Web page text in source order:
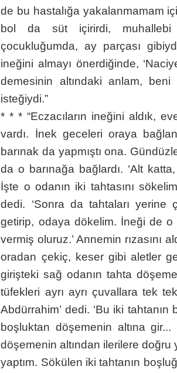
de bu hastalığa yakalanmamam
bol da süt içirirdi,
çocukluğumda, ay parçası
ineğini almayı önerdiğinde,
demesinin altındaki anlam,
isteğiydi.”
* * * “Eczacıların ineğini aldık,
vardı. İnek geceleri oraya
barınak da yapmıştı ona.
da o barınağa bağlardı. ‘Alt
İşte o odanın iki tahtasını
dedi. ‘Sonra da tahtaları
getirip, odaya dökelim. İneği de o
vermiş oluruz.’ Annemin rızasını
oradan çekiç, keser gibi aletler
girişteki sağ odanın tahta
tüfekleri ayrı ayrı çuvallara tek
Abdürrahim’ dedi. ‘Bu iki
boşluktan döşemenin altına
döşemenin altından ilerilere doğru
yaptım. Sökülen iki tahtanın